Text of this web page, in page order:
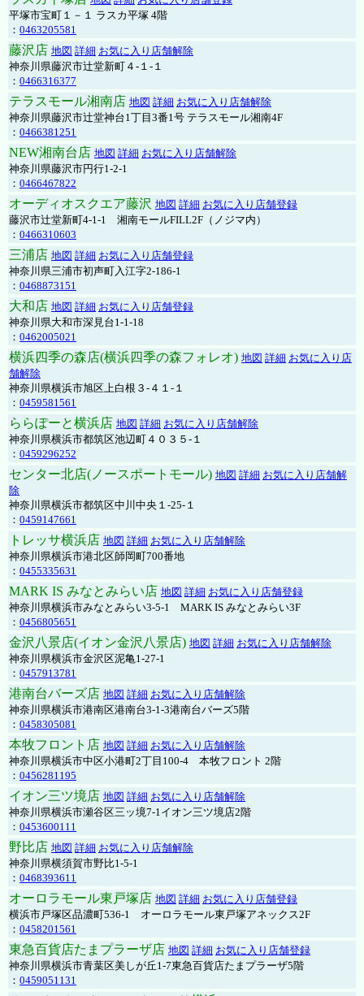
平塚市宝町１－１ ラスカ平塚 4階
： 0463205581
藤沢店 地図 詳細 お気に入り店舗解除
神奈川県藤沢市辻堂新町４-１-１
： 0466316377
テラスモール湘南店 地図 詳細 お気に入り店舗解除
神奈川県藤沢市辻堂神台1丁目3番1号 テラスモール湘南4F
： 0466381251
NEW湘南台店 地図 詳細 お気に入り店舗解除
神奈川県藤沢市円行1-2-1
： 0466467822
オーディオスクエア藤沢 地図 詳細 お気に入り店舗登録
藤沢市辻堂新町4-1-1 湘南モールFILL2F（ノジマ内）
： 0466310603
三浦店 地図 詳細 お気に入り店舗登録
神奈川県三浦市初声町入江字2-186-1
： 0468873151
大和店 地図 詳細 お気に入り店舗登録
神奈川県大和市深見台1-1-18
： 0462005021
横浜四季の森店(横浜四季の森フォレオ) 地図 詳細 お気に入り店
舗解除
神奈川県横浜市旭区上白根３-４１-１
： 0459581561
ららぽーと横浜店 地図 詳細 お気に入り店舗解除
神奈川県横浜市都筑区池辺町４０３５-１
： 0459296252
センター北店(ノースポートモール) 地図 詳細 お気に入り店舗解
除
神奈川県横浜市都筑区中川中央１-25-１
： 0459147661
トレッサ横浜店 地図 詳細 お気に入り店舗解除
神奈川県横浜市港北区師岡町700番地
： 0455335631
MARK IS みなとみらい店 地図 詳細 お気に入り店舗登録
神奈川県横浜市みなとみらい3-5-1 MARK IS みなとみらい3F
： 0456805651
金沢八景店(イオン金沢八景店) 地図 詳細 お気に入り店舗解除
神奈川県横浜市金沢区泥亀1-27-1
： 0457913781
港南台バーズ店 地図 詳細 お気に入り店舗解除
神奈川県横浜市港南区港南台3-1-3港南台バーズ5階
： 0458305081
本牧フロント店 地図 詳細 お気に入り店舗解除
神奈川県横浜市中区小港町2丁目100-4 本牧フロント 2階
： 0456281195
イオン三ツ境店 地図 詳細 お気に入り店舗解除
神奈川県横浜市瀬谷区三ッ境7-1イオン三ツ境店2階
： 0453600111
野比店 地図 詳細 お気に入り店舗解除
神奈川県横須賀市野比1-5-1
： 0468393611
オーロラモール東戸塚店 地図 詳細 お気に入り店舗登録
横浜市戸塚区品濃町536-1 オーロラモール東戸塚アネックス2F
： 0458201561
東急百貨店たまプラーザ店 地図 詳細 お気に入り店舗登録
神奈川県横浜市青葉区美しが丘1-7東急百貨店たまプラーザ5階
： 0459051131